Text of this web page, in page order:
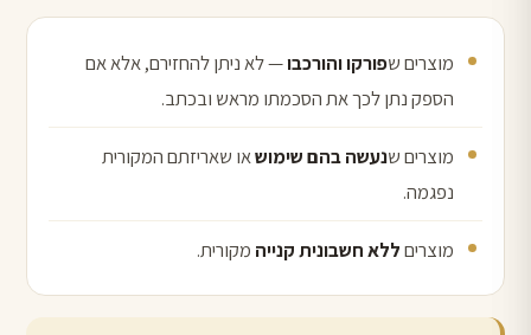
מוצרים שפורקו והורכבו— לא ניתן להחזירם, אלא אם
הספק נתן לכך את הסכמתו מראש ובכתב.
מוצרים שנעשה בהם שימושאו שאריזתם המקורית
נפגמה.
מוצריםללא חשבונית קנייה מקורית.